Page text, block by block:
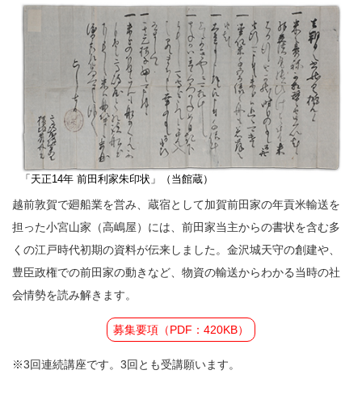
「天正14年 前田利家朱印状」（当館蔵）
越前敦賀で廻船業を営み、蔵宿として加賀前田家の年貢米輸送を
担った小宮山家（高嶋屋）には、前田家当主からの書状を含む多
くの江戸時代初期の資料が伝来しました。金沢城天守の創建や、
豊臣政権での前田家の動きなど、物資の輸送からわかる当時の社
会情勢を読み解きます。
募集要項（PDF：420KB）
※3回連続講座です。3回とも受講願います。